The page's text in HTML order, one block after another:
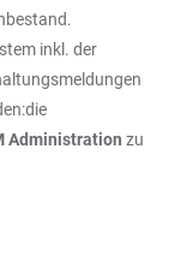
inkl. der
Administration zu